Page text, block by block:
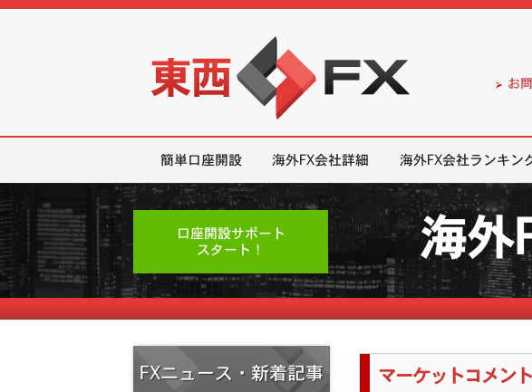
お
簡単口座開設 海外FX会社詳細 海外FX会社ランキン
口座開設サポート
スタート！
海外
FXニュース・新着記事 マーケットコメン